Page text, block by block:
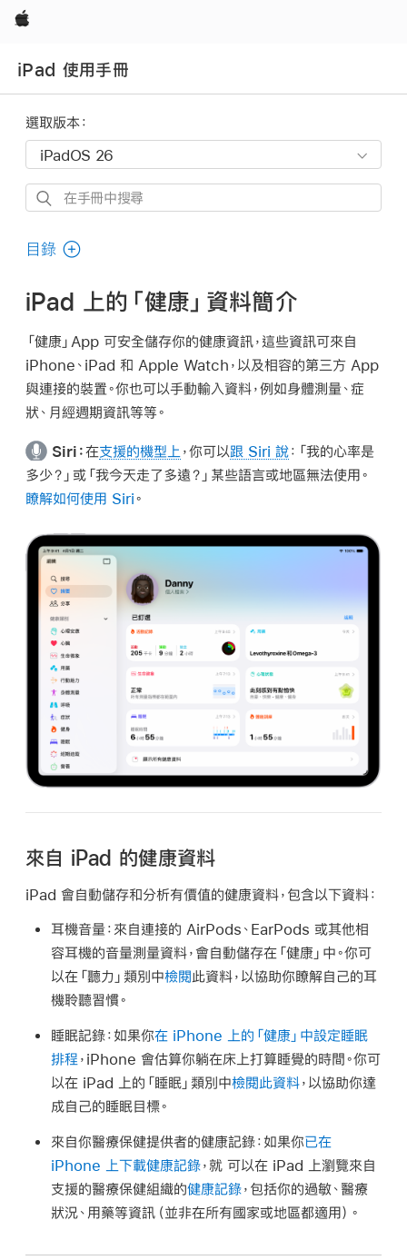
Apple
iPad 使用手冊
選取版本：
在
冊
搜
尋
目錄
iPad 上的「健康」資料簡介
「健康」App 可安全儲存你的健康資訊，這些資訊可來自
iPhone、iPad 和 Apple Watch，以及相容的第三方 App
與連接的裝置。你也可以手動輸入資料，例如身體測量、症
狀、月經週期資訊等等。
Siri：在支援的機型上 ，你可以跟 Siri 說： 「我的心率是
多少？」或「我今天走了多遠？」 某些語言或地區無法使用。
瞭解如何使用 Siri。
來自 iPad 的健康資料
iPad 會自動儲存和分析有價值的健康資料，包含以下資料：
耳機音量： 來自連接的 AirPods、EarPods 或其他相
容耳機的音量測量資料，會自動儲存在「健康」中。你可
以在「聽力」類別中檢閱此資料，以協助你瞭解自己的耳
機聆聽習慣。
睡眠記錄：如果你在 iPhone 上的「健康」中設定睡眠
排程 ，iPhone 會估算你躺在床上打算睡覺的時間。你可
以在 iPad 上的「睡眠」類別中檢閱此資料，以協助你達
成自己的睡眠目標。
來自你醫療保健提供者的健康記錄：如果你已在
iPhone 上下載健康記錄，就 可以在 iPad 上瀏覽來自
支援的醫療保健組織的健康記錄，包括你的過敏、醫療
狀況、用藥等資訊（並非在所有國家或地區都適用）。